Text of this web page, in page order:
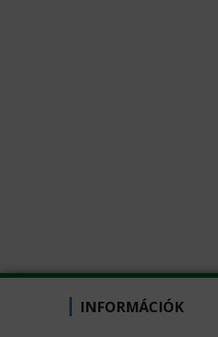
INFORMÁCIÓK